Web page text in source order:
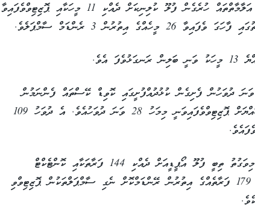
ޕޮޒިޓިވްވެފަވާއިރު އެއީ ބަލީގެ އަލާމާތްތައް ހުރެގެން ފުލޫ ކުލިނިކަށް ދެއްކި 11 މީހަކާއި ޕޮޒިޓިވްވެފައިވާ
އިތުރުން 3 ރެންޑަމް ސާމްޕަލެވެ.
އެވެ.
ޑިސެންބަރު މަހު 20 ވަނަ ދުވަހުން ފެށިގެން ކުޅުދުއްފުށީގައި ކޮވިޑް ކޭސްތައް ފެންނަމުން
ދާއިރު އެންމެ ގިނަ މީހުން ބައްޔަށް ޕޮޒިޓިވްވެފައިވަނީ މިމަހު 28 ވަނަ ދުވަހުއެވެ. އެ ދުވަހު 109
އެކްޓިވް ކޭސްތަކުގެ ގޮތުގައި މިވަގުތު ތިބީ ފުލޫ އޯޕީޑީއަށް ދެއްކި 144 ފަރާތަކާއި ކޮންޓެކްޓް
ޓްރޭސިންގެ ތެރެއިން ފާހަގަވި 179 ފަރާތެއްގެ އިތުރުން ރޭންޑަމްކޮށް ނެގި ސާމްޕަލްތަކުން ޕޮޒިޓިވްވި